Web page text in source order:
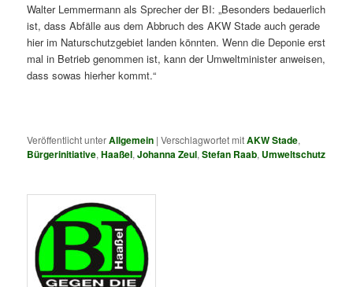
Walter Lemmermann als Sprecher der BI: „Besonders bedauerlich
ist, dass Abfälle aus dem Abbruch des AKW Stade auch gerade
hier im Naturschutzgebiet landen könnten. Wenn die Deponie erst
mal in Betrieb genommen ist, kann der Umweltminister anweisen,
dass sowas hierher kommt.“
Veröffentlicht unterAllgemein |Verschlagwortet mitAKW Stade,
Bürgerinitiative,Haaßel,Johanna Zeul,Stefan Raab, Umweltschutz